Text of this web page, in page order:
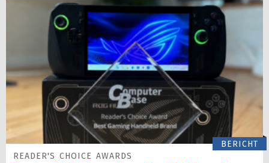
BERICHT
READER'S CHOICE AWARDS